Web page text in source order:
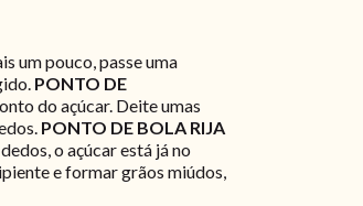
um pouco, passe uma
PONTO DE
do açúcar. Deite umas
PONTO DE BOLA RIJA
o açúcar está já no
e formar grãos miúdos,